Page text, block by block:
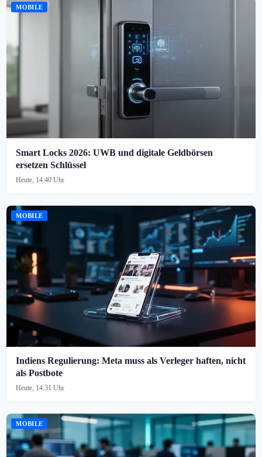
MOBILE
Smart Locks 2026: UWB und digitale Geldbörsen
ersetzen Schlüssel
Heute, 14:40 Uhr
MOBILE
Indiens Regulierung: Meta muss als Verleger haften, nicht
als Postbote
Heute, 14:31 Uhr
MOBILE